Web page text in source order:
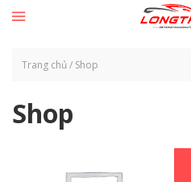
Đến nội dung chính
Trang chủ/ Shop
Shop